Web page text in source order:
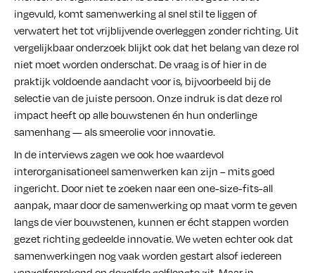
ingevuld, komt samenwerking al snel stil te liggen of
verwatert het tot vrijblijvende overleggen zonder richting. Uit
vergelijkbaar onderzoek blijkt ook dat het belang van deze rol
niet moet worden onderschat. De vraag is of hier in de
praktijk voldoende aandacht voor is, bijvoorbeeld bij de
selectie van de juiste persoon. Onze indruk is dat deze rol
impact heeft op alle bouwstenen én hun onderlinge
samenhang — als smeerolie voor innovatie.
In de interviews zagen we ook hoe waardevol
interorganisationeel samenwerken kan zijn – mits goed
ingericht. Door niet te zoeken naar een one-size-fits-all
aanpak, maar door de samenwerking op maat vorm te geven
langs de vier bouwstenen, kunnen er écht stappen worden
gezet richting gedeelde innovatie. We weten echter ook dat
samenwerkingen nog vaak worden gestart alsof iedereen